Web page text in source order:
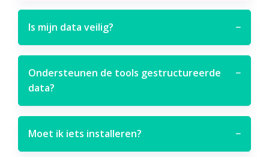
Is mijn data veilig? −
Ondersteunen de tools gestructureerde
data?
−
Moet ik iets installeren? −